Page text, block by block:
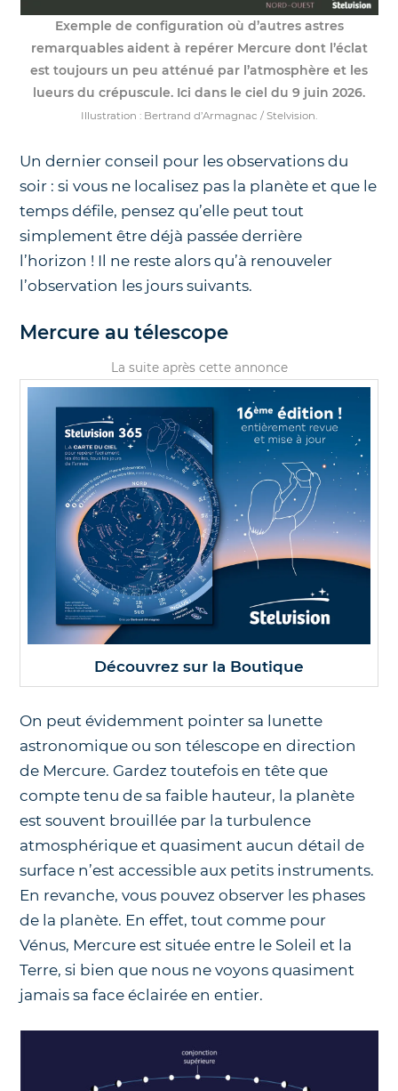
Exemple de configuration où d’autres astres
remarquables aident à repérer Mercure dont l’éclat
est toujours un peu atténué par l’atmosphère et les
lueurs du crépuscule. Ici dans le ciel du 9 juin 2026.
Illustration : Bertrand d’Armagnac / Stelvision.
Un dernier conseil pour les observations du
soir : si vous ne localisez pas la planète et que le
temps défile, pensez qu’elle peut tout
simplement être déjà passée derrière
l’horizon ! Il ne reste alors qu’à renouveler
l’observation les jours suivants.
Mercure au télescope
La suite après cette annonce
Découvrez sur la Boutique
On peut évidemment pointer sa lunette
astronomique ou son télescope en direction
de Mercure. Gardez toutefois en tête que
compte tenu de sa faible hauteur, la planète
est souvent brouillée par la turbulence
atmosphérique et quasiment aucun détail de
surface n’est accessible aux petits instruments.
En revanche, vous pouvez observer les phases
de la planète. En effet, tout comme pour
Vénus, Mercure est située entre le Soleil et la
Terre, si bien que nous ne voyons quasiment
jamais sa face éclairée en entier.